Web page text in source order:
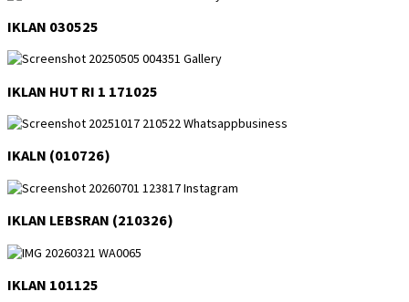
IKLAN 030525
IKLAN HUT RI 1 171025
IKALN (010726)
IKLAN LEBSRAN (210326)
IKLAN 101125